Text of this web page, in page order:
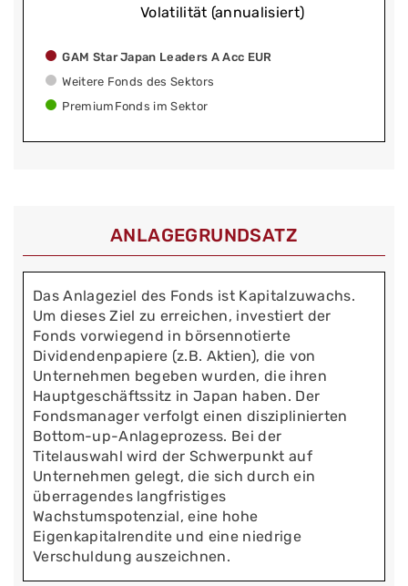
Volatilität (annualisiert)
GAM Star Japan Leaders A Acc EUR
Weitere Fonds des Sektors
PremiumFonds im Sektor
ANLAGEGRUNDSATZ
Das Anlageziel des Fonds ist Kapitalzuwachs.
Um dieses Ziel zu erreichen, investiert der
Fonds vorwiegend in börsennotierte
Dividendenpapiere (z.B. Aktien), die von
Unternehmen begeben wurden, die ihren
Hauptgeschäftssitz in Japan haben. Der
Fondsmanager verfolgt einen disziplinierten
Bottom-up-Anlageprozess. Bei der
Titelauswahl wird der Schwerpunkt auf
Unternehmen gelegt, die sich durch ein
überragendes langfristiges
Wachstumspotenzial, eine hohe
Eigenkapitalrendite und eine niedrige
Verschuldung auszeichnen.